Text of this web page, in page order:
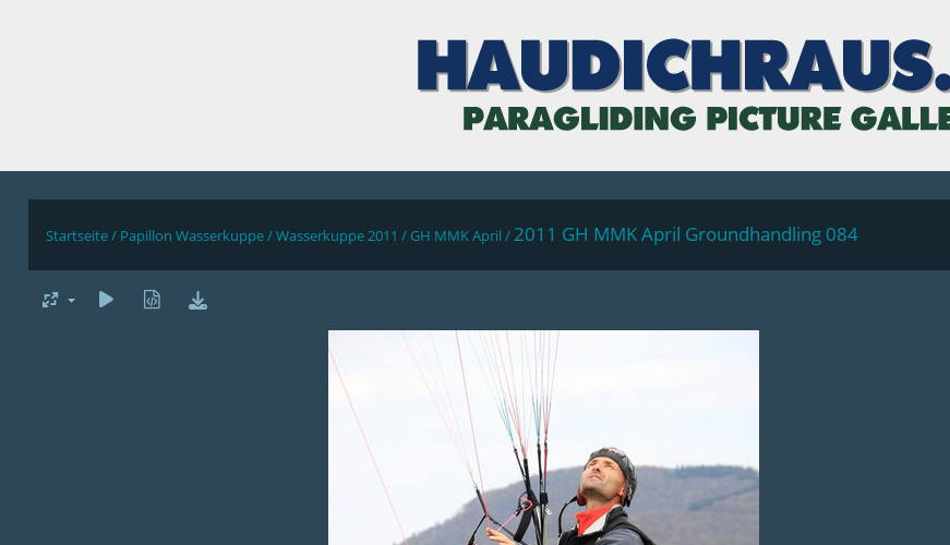
Startseite/ Papillon Wasserkuppe/Wasserkuppe 2011 / GH MMK April / 2011 GH MMK April Groundhandling 084